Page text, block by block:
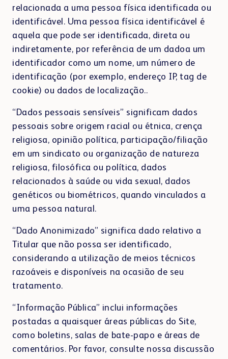
relacionada a uma pessoa física identificada ou
identificável. Uma pessoa física identificável é
aquela que pode ser identificada, direta ou
indiretamente, por referência de um dadoa um
identificador como um nome, um número de
identificação (por exemplo, endereço IP, tag de
cookie) ou dados de localização..
“Dados pessoais sensíveis” significam dados
pessoais sobre origem racial ou étnica, crença
religiosa, opinião política, participação/filiação
em um sindicato ou organização de natureza
religiosa, filosófica ou política, dados
relacionados à saúde ou vida sexual, dados
genéticos ou biométricos, quando vinculados a
uma pessoa natural.
“Dado Anonimizado” significa dado relativo a
Titular que não possa ser identificado,
considerando a utilização de meios técnicos
razoáveis e disponíveis na ocasião de seu
tratamento.
“Informação Pública” inclui informações
postadas a quaisquer áreas públicas do Site,
como boletins, salas de bate-papo e áreas de
comentários. Por favor, consulte nossa discussão